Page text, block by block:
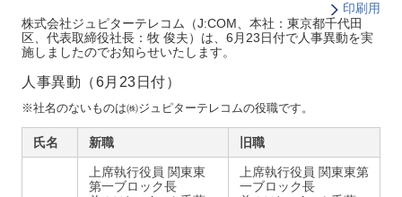
印刷用
株式会社ジュピターテレコム（J:COM、本社：東京都千代田
区、代表取締役社長：牧 俊夫）は、6月23日付で人事異動を実
施しましたのでお知らせいたします。
人事異動（6月23日付）
※社名のないものは㈱ジュピターテレコムの役職です。
氏名 新職 旧職
上席執行役員 関東東
第一ブロック長
上席執行役員 関東東第
一ブロック長